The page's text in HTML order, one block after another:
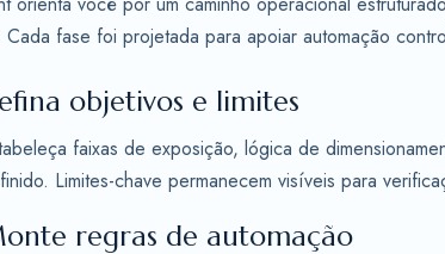
Cada fase foi projetada para apoiar automação
objetivos e limites
faixas de exposição, lógica de
Limites-chave permanecem visíveis para
regras de automação